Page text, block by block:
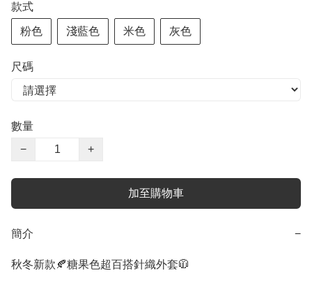
款式
粉色 淺藍色 米色 灰色
尺碼
數量
−
+
加至購物車
簡介 −
秋冬新款🍂糖果色超百搭針織外套🧥